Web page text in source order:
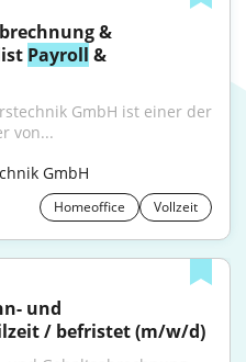
&
Payroll &
GmbH ist einer der
von...
GmbH
Homeoffice Vollzeit
und
/ befristet (m/w/d)